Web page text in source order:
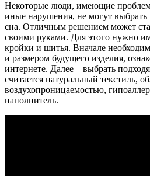
Некоторые люди, имеющие
иные нарушения, не могут выбрать
сна. Отличным решением может
своими руками. Для этого нужно
кройки и шитья. Вначале
и размером будущего изделия,
интернете. Далее – выбрать
считается натуральный текстиль,
воздухопроницаемостью,
наполнитель.